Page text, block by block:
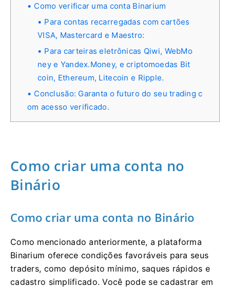
Como verificar uma conta Binarium
Para contas recarregadas com cartões
VISA, Mastercard e Maestro:
Para carteiras eletrônicas Qiwi, WebMo
ney e Yandex.Money, e criptomoedas Bit
coin, Ethereum, Litecoin e Ripple.
Conclusão: Garanta o futuro do seu trading c
om acesso verificado.
Como criar uma conta no
Binário
Como criar uma conta no Binário
Como mencionado anteriormente, a plataforma
Binarium oferece condições favoráveis ​​para seus
traders, como depósito mínimo, saques rápidos e
cadastro simplificado. Você pode se cadastrar em